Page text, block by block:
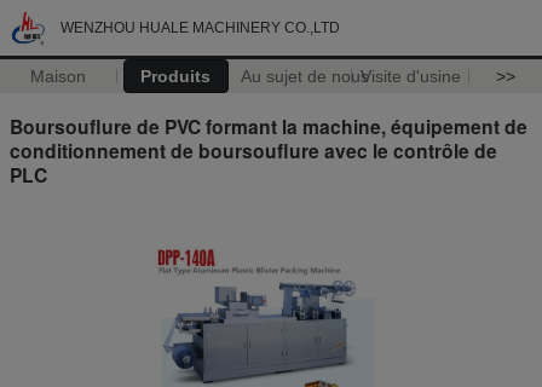
WENZHOU HUALE MACHINERY CO.,LTD
Maison Produits Au sujet de nousVisite d'usine >>
Boursouflure de PVC formant la machine, équipement de
conditionnement de boursouflure avec le contrôle de
PLC